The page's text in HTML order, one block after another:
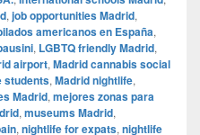
, job opportunities Madrid,
americanos en España,
, LGBTQ friendly Madrid,
airport, Madrid cannabis social
students, Madrid nightlife,
Madrid, mejores zonas para
, museums Madrid,
, nightlife for expats, nightlife